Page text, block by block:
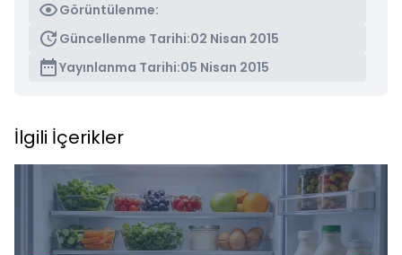
Görüntülenme:
Güncellenme Tarihi:02 Nisan 2015
Yayınlanma Tarihi:05 Nisan 2015
İlgili İçerikler